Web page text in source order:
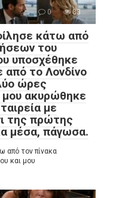
0 83
κάτω από
του
υποσχέθηκε
το Λονδίνο
ώρες
ακυρώθηκε
με
της πρώτης
μέσα, πάγωσα.
από τον πίνακα
και μου